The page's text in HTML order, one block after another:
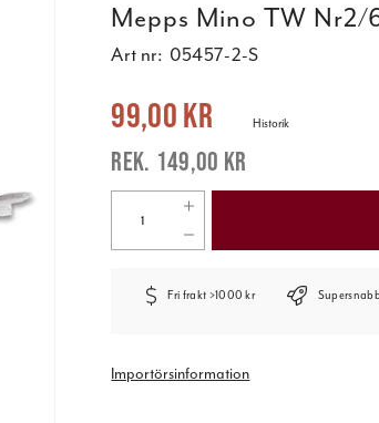
Mepps Mino TW Nr2/
Art nr: 05457-2-S
Nuvarande pris:
99,00 kr
149,00 kr
Historik
Fri frakt >1000 kr
Importörsinformation